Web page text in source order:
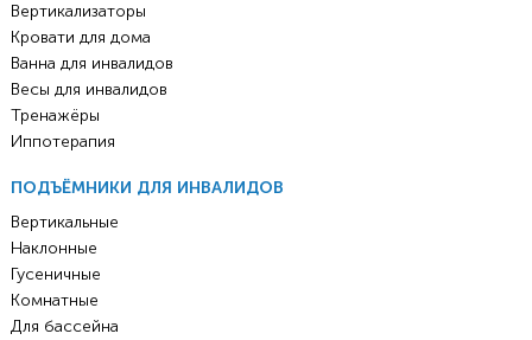
Вертикализаторы
Кровати для дома
Ванна для инвалидов
Весы для инвалидов
Тренажёры
Иппотерапия
ПОДЪЁМНИКИ ДЛЯ ИНВАЛИДОВ
Вертикальные
Наклонные
Гусеничные
Комнатные
Для бассейна